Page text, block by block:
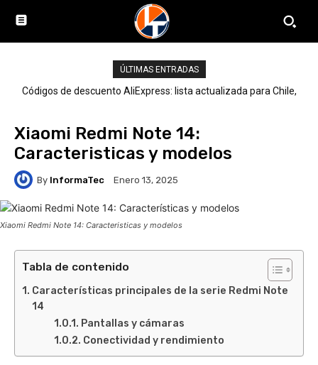
ÚLTIMAS ENTRADAS
Códigos de descuento AliExpress: lista actualizada para Chile,
Xiaomi Redmi Note 14:
Caracteristicas y modelos
By InformaTec Enero 13, 2025
Xiaomi Redmi Note 14: Caracteristicas y modelos
Tabla de contenido
Características principales de la serie Redmi Note
14
Pantallas y cámaras
Conectividad y rendimiento